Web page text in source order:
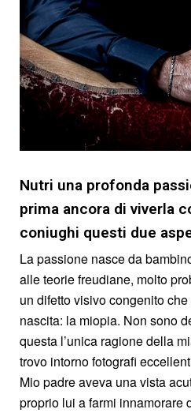
Nutri una profonda
prima ancora di viverla
coniughi questi due
La passione nasce da
alle teorie freudiane, molto
un difetto visivo congenito
nascita: la miopia. Non sono
questa l’unica ragione della
trovo intorno fotografi
Mio padre aveva una vista
proprio lui a farmi innamorare